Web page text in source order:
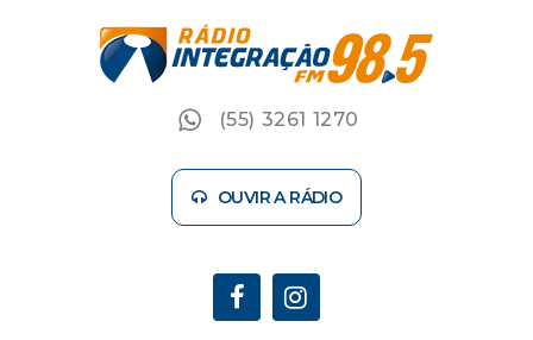
(55) 3261 1270
OUVIR A RÁDIO